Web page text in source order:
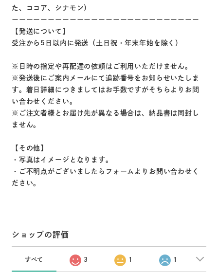
た、ココア、シナモン）
ーーーーーーーーーーーーーーーーーーーーーーーーーー
【発送について】
受注から5日以内に発送（土日祝・年末年始を除く）
※日時の指定や再配達の依頼はご利用いただけません。
※発送後にご案内メールにて追跡番号をお知らせいたしま
す。着日詳細につきましてはお手数ですがそちらよりお問
い合わせください。
※ご注文者様とお届け先が異なる場合は、納品書は同封し
ません。
【その他】
・写真はイメージとなります。
・ご不明点がございましたらフォームよりお問い合わせく
ださい。
ショップの評価
すべて 3 1 1